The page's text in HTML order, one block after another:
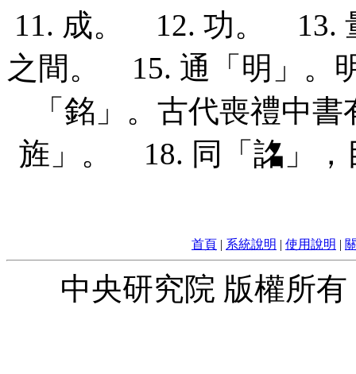
11. 成。 12. 功。 13.
之間。 15. 通「明」
「銘」。古代喪禮中
旌」。 18. 同「詺」
首頁 | 系統說明 | 使用說明 |
中央研究院 版權所有